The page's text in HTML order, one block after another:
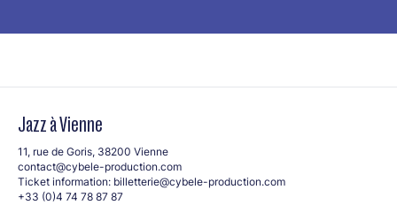
Jazz à Vienne
11, rue de Goris, 38200 Vienne
contact@cybele-production.com
Ticket information: billetterie@cybele-production.com
+33 (0)4 74 78 87 87